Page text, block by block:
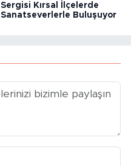
Sergisi Kırsal İlçelerde
Sanatseverlerle Buluşuyor